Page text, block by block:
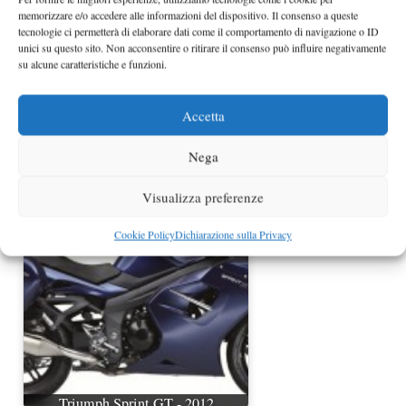
memorizzare e/o accedere alle informazioni del dispositivo. Il consenso a queste
tecnologie ci permetterà di elaborare dati come il comportamento di navigazione o ID
unici su questo sito. Non acconsentire o ritirare il consenso può influire negativamente
su alcune caratteristiche e funzioni.
Accetta
Nega
Visualizza preferenze
Cookie PolicyDichiarazione sulla Privacy